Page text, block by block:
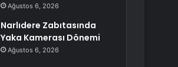
Ağustos 6, 2026
Narlıdere Zabıtasında
Yaka Kamerası Dönemi
Ağustos 6, 2026